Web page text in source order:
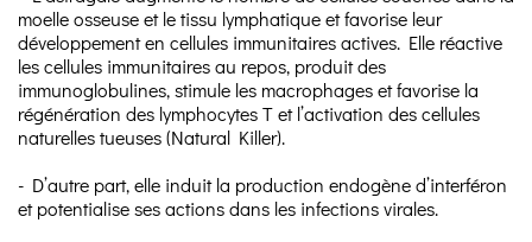
moelle osseuse et le tissu lymphatique et favorise leur
développement en cellules immunitaires actives. Elle réactive
les cellules immunitaires au repos, produit des
immunoglobulines, stimule les macrophages et favorise la
régénération des lymphocytes T et l’activation des cellules
naturelles tueuses (Natural Killer).
- D’autre part, elle induit la production endogène d’interféron
et potentialise ses actions dans les infections virales.